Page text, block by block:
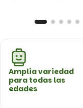
Amplia variedad
para todas las
edades